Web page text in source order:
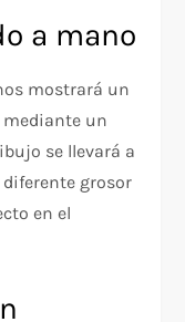
a mano
mostrará un
un
se llevará a
grosor
en el